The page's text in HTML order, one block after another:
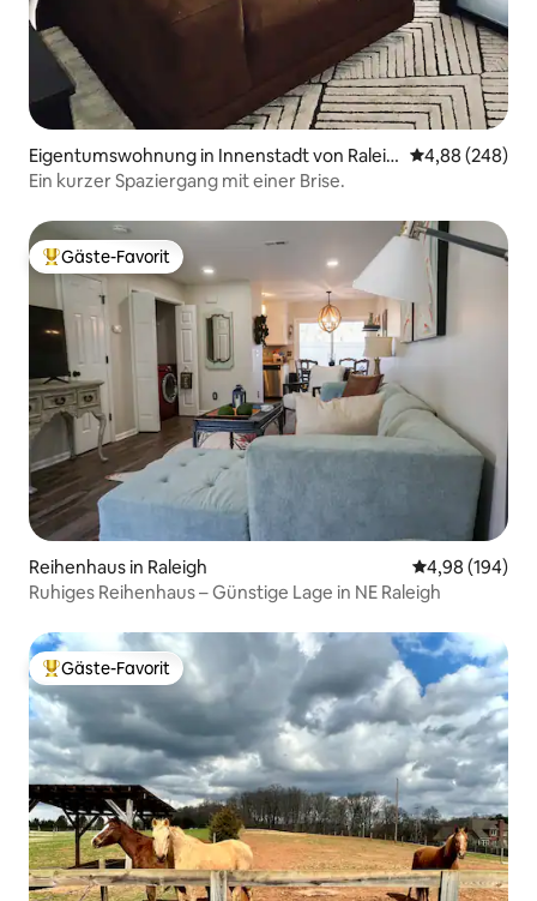
Eigentumswohnung in Innenstadt von Raleig
h
4,88 (248)
Ein kurzer Spaziergang mit einer Brise.
Beliebter Gäste-Favorit.
Gäste-Favorit
Reihenhaus in Raleigh
4,98 (194)
Ruhiges Reihenhaus – Günstige Lage in NE Raleigh
Beliebter Gäste-Favorit.
Gäste-Favorit